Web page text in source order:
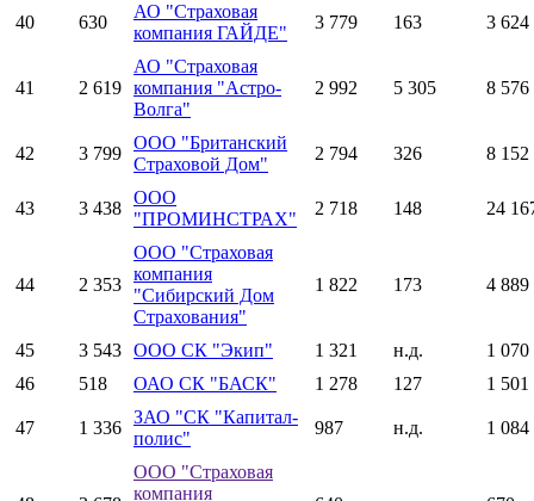
40 630
АО "Страховая
компания ГАЙДЕ"
3 779 163 3 624
41 2 619
АО "Страховая
компания "Астро-
Волга"
2 992 5 305 8 576
42 3 799
ООО "Британский
Страховой Дом"
2 794 326 8 152
43 3 438
ООО
"ПРОМИНСТРАХ"
2 718 148 24
44 2 353
ООО "Страховая
компания
"Сибирский Дом
Страхования"
1 822 173 4 889
45 3 543 ООО СК "Экип" 1 321 н.д.
1 070
46
518 ОАО СК "БАСК" 1 278 127 1 501
47 1 336
ЗАО "СК "Капитал-
полис"
987 н.д. 1 084
ООО "Страховая
компания